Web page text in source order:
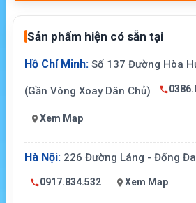
Sản phẩm hiện có sẵn tại
Hồ Chí Minh: Số 137 Đường Hòa
(Gần Vòng Xoay Dân Chủ)
Xem Map
Hà Nội: 226 Đường Láng - Đống
0917.834.532 Xem Map